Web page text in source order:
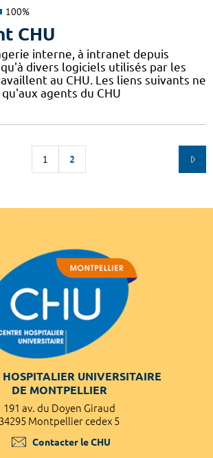
100%
CHU
interne, à intranet depuis
divers logiciels utilisés par les
au CHU. Les liens suivants ne
agents du CHU
1 2
HOSPITALIER UNIVERSITAIRE
DE MONTPELLIER
191 av. du Doyen Giraud
34295 Montpellier cedex 5
Contacter le CHU